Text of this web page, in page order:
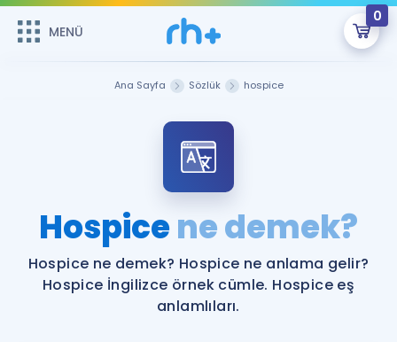
MENÜ
0
ÜYE DEĞİLİM
Sepetin Şu An Boş.
Remzi Hoca ile seni sınava hazırlayacak onlarca eğitim seni
bekliyor!
MENÜ
Katılımcı Görüşleri
Faydalı Araçlar
Ana Sayfa Sözlük hospice
Hospicene demek?
Hospice ne demek? Hospice ne anlama gelir?
Hospice İngilizce örnek cümle. Hospice eş
anlamlıları.